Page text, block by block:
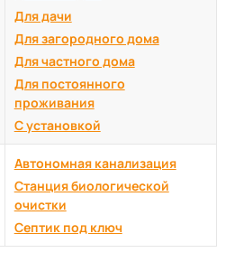
Для дачи
Для загородного дома
Для частного дома
Для постоянного
проживания
С установкой
Автономная канализация
Станция биологической
очистки
Септик под ключ